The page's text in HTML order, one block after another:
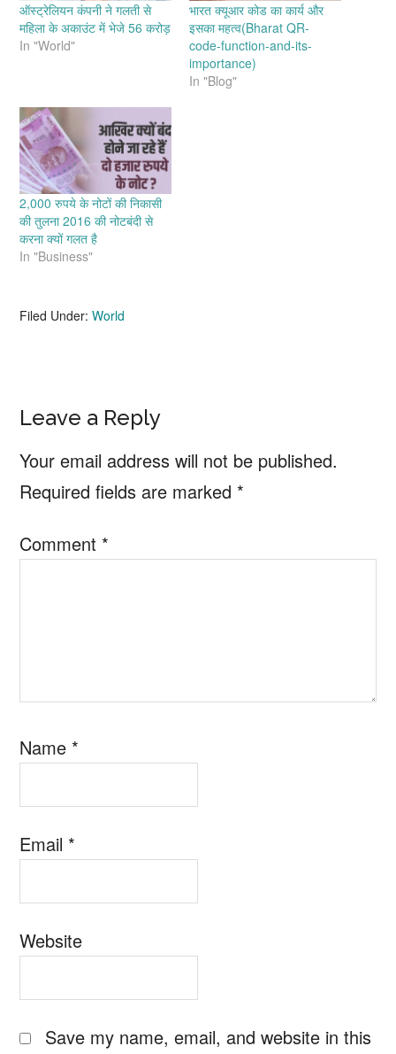
ऑस्ट्रेलियन कंपनी ने गलती से
महिला के अकाउंट में भेजे 56 करोड़
In "World"
भारत क्यूआर कोड का कार्य और
इसका महत्व(Bharat QR-
code-function-and-its-
importance)
In "Blog"
2,000 रुपये के नोटों की निकासी
की तुलना 2016 की नोटबंदी से
करना क्यों गलत है
In "Business"
Filed Under:World
Reader
Interactions
Leave a Reply
Your email address will not be published.
Required fields are marked *
Comment *
Name *
Email *
Website
Save my name, email, and website in this